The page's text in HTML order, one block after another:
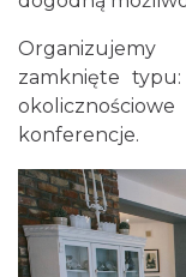
zamknięte
konferencje.